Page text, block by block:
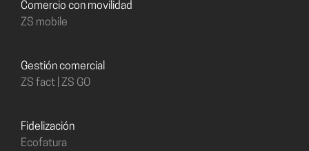
Comercio con movilidad
ZS mobile
Gestión comercial
ZS fact | ZS GO
Fidelización
Ecofatura